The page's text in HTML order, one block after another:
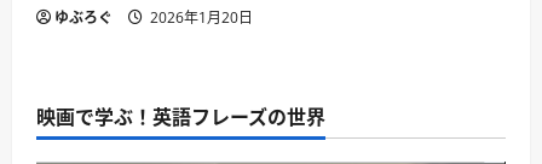
ゆぶろぐ 2026年1月20日
映画で学ぶ！英語フレーズの世界